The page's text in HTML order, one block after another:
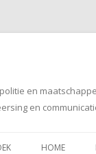
en
en
naar
HOME